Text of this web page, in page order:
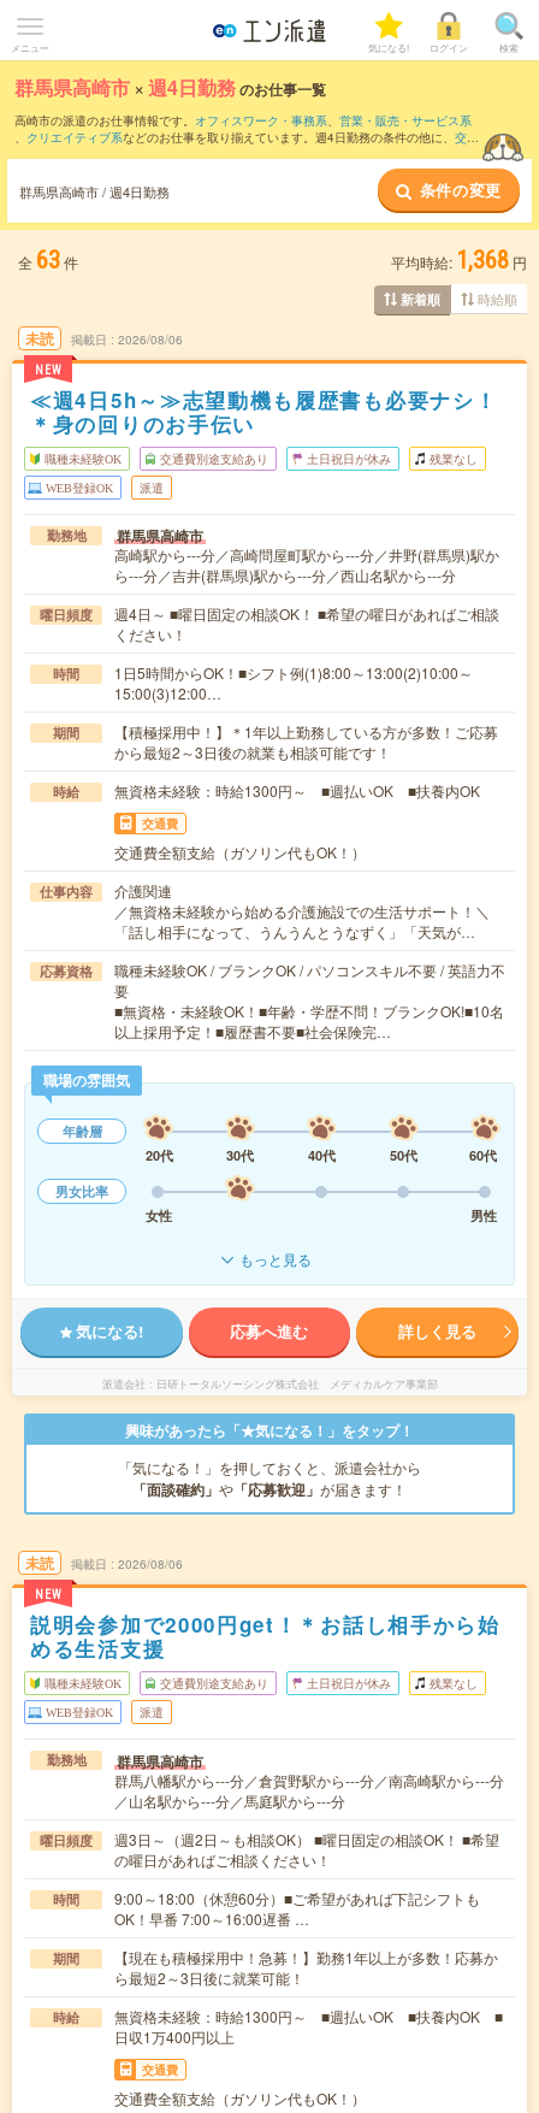
メニュー 気になる! ログイン 検索
群馬県高崎市 ×週4日勤務のお仕事一覧
高崎市の派遣のお仕事情報です。 オフィスワーク・事務系、 営業・販売・サービス系
、 クリエイティブ系などのお仕事を取り揃えています。週4日勤務の条件の他に、 交通
群馬県高崎市 / 週4日勤務 条件の変更
全 63件 平均時給: 1,368 円
新着順 時給順
未読
NEW
掲載日 2026/08/06
≪週4日5h～≫志望動機も履歴書も必要ナシ！
＊身の回りのお手伝い
職種未経験OK 交通費別途支給あり 土日祝日が休み 残業なし
WEB登録OK 派遣
勤務地 群馬県高崎市
高崎駅から---分／高崎問屋町駅から---分／井野(群馬県)駅か
ら---分／吉井(群馬県)駅から---分／西山名駅から---分
曜日頻度
週4日～ ■曜日固定の相談OK！ ■希望の曜日があればご相談
ください！
時間
1日5時間からOK！■シフト例(1)8:00～13:00(2)10:00～
15:00(3)12:00…
期間
【積極採用中！】＊1年以上勤務している方が多数！ご応募
から最短2～3日後の就業も相談可能です！
時給 無資格未経験：時給1300円～ ■週払いOK ■扶養内OK
交通費
交通費全額支給（ガソリン代もOK！）
仕事内容
介護関連
／無資格未経験から始める介護施設での生活サポート！＼
「話し相手になって、うんうんとうなずく」「天気が…
応募資格
職種未経験OK / ブランクOK / パソコンスキル不要 / 英語力不
要
■無資格・未経験OK！■年齢・学歴不問！ブランクOK!■10名
以上採用予定！■履歴書不要■社会保険完…
職場の雰囲気
年齢層
20代
30代 40代 50代
60代
男女比率
女性
男性
もっと見る
気になる! 応募へ進む 詳しく見る
派遣会社 日研トータルソーシング株式会社 メディカルケア事業部
興味があったら「★気になる！」をタップ！
「気になる！」を押しておくと、派遣会社から
「面談確約」 や 「応募歓迎」 が届きます！
未読
NEW
掲載日 2026/08/06
説明会参加で2000円get！＊お話し相手から始
める生活支援
職種未経験OK 交通費別途支給あり 土日祝日が休み 残業なし
WEB登録OK 派遣
勤務地 群馬県高崎市
群馬八幡駅から---分／倉賀野駅から---分／南高崎駅から---分
／山名駅から---分／馬庭駅から---分
曜日頻度
週3日～（週2日～も相談OK） ■曜日固定の相談OK！ ■希望
の曜日があればご相談ください！
時間
9:00～18:00（休憩60分）■ご希望があれば下記シフトも
OK！早番 7:00～16:00遅番 …
期間
【現在も積極採用中！急募！】勤務1年以上が多数！応募か
ら最短2～3日後に就業可能！
時給
無資格未経験：時給1300円～ ■週払いOK ■扶養内OK ■
日収1万400円以上
交通費
交通費全額支給（ガソリン代もOK！）